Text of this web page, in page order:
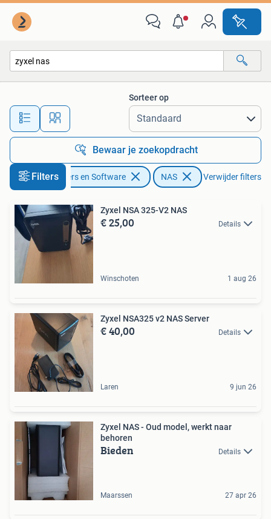
Alle afstanden…
Sorteer op
Bewaar je zoekopdracht
Filters
Computers en Software NAS Verwijder filters
Zyxel NSA 325-V2 NAS
€ 25,00 Details
Winschoten 1 aug 26
Zyxel NSA325 v2 NAS Server
€ 40,00 Details
Laren 9 jun 26
Zyxel NAS - Oud model, werkt naar
behoren
Bieden Details
Maarssen 27 apr 26